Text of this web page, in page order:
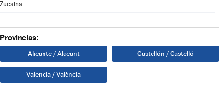
Zucaina
Provincias:
Alicante / Alacant Castellón / Castelló
Valencia / València